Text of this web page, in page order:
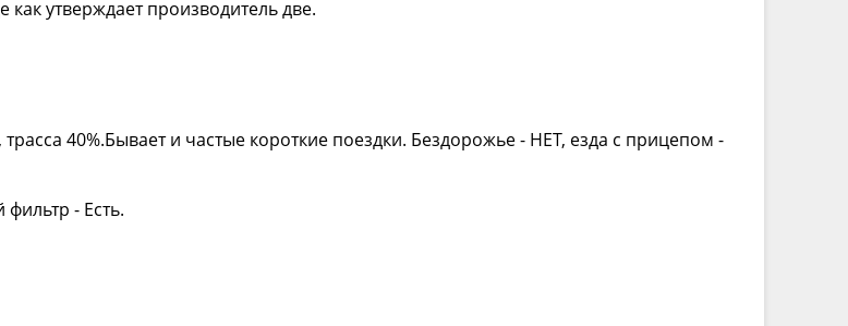
как утверждает производитель две.
40%.Бывает и частые короткие поездки. Бездорожье - НЕТ, езда с прицепом -
- Есть.